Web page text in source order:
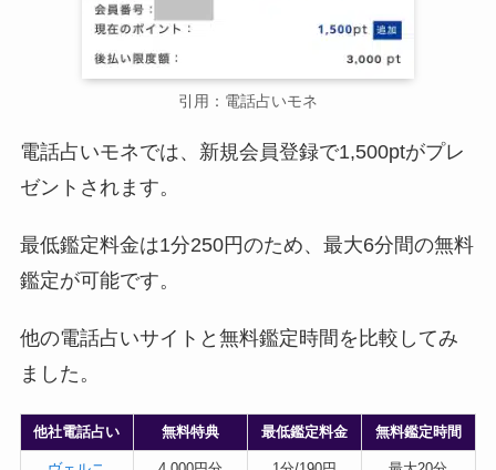
引用：電話占いモネ
電話占いモネでは、新規会員登録で1,500ptがプレ
ゼントされます。
最低鑑定料金は1分250円のため、最大6分間の無料
鑑定が可能です。
他の電話占いサイトと無料鑑定時間を比較してみ
ました。
他社電話占い 無料特典 最低鑑定料金 無料鑑定時間